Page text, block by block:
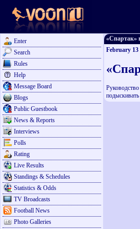
Enter
Search
Rules
Help
Message Board
Blogs
Public Guestbook
News & Reports
Interviews
Polls
Rating
Live Results
Standings & Schedules
Statistics & Odds
TV Broadcasts
Football News
Photo Galleries
«Спартак»
February 13